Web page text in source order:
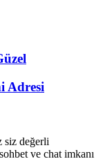
Adresi
siz değerli
ve chat imkanı